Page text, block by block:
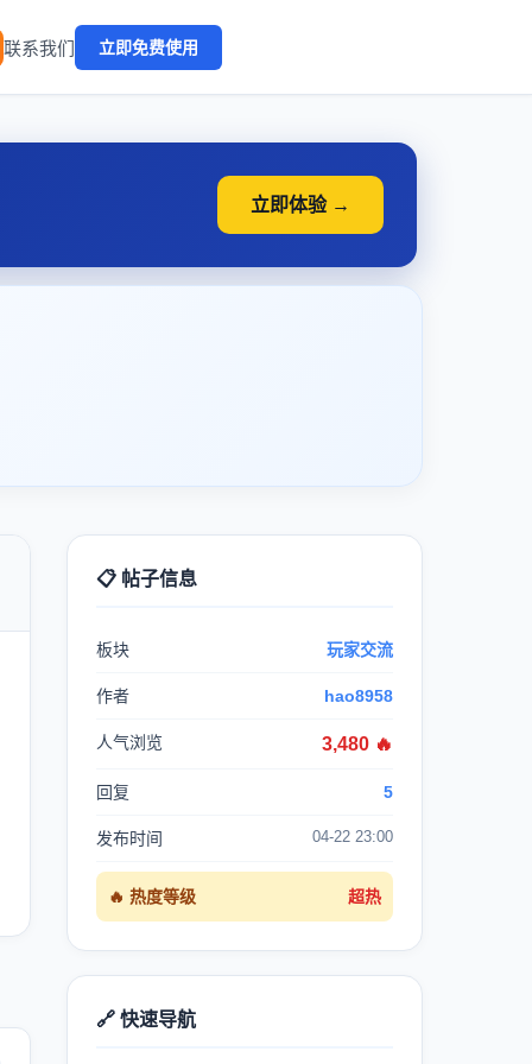
联系我们 立即免费使用
立即体验 →
📋 帖子信息
板块 玩家交流
作者 hao8958
人气浏览 3,480 🔥
回复 5
发布时间 04-22 23:00
🔥 热度等级 超热
🔗 快速导航